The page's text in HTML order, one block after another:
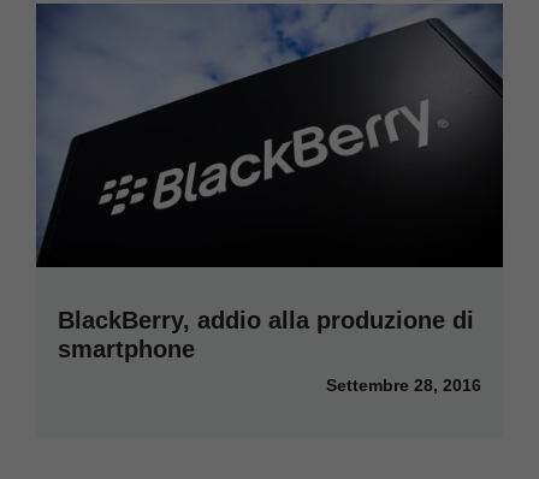
BlackBerry, addio alla produzione di
smartphone
Settembre 28, 2016